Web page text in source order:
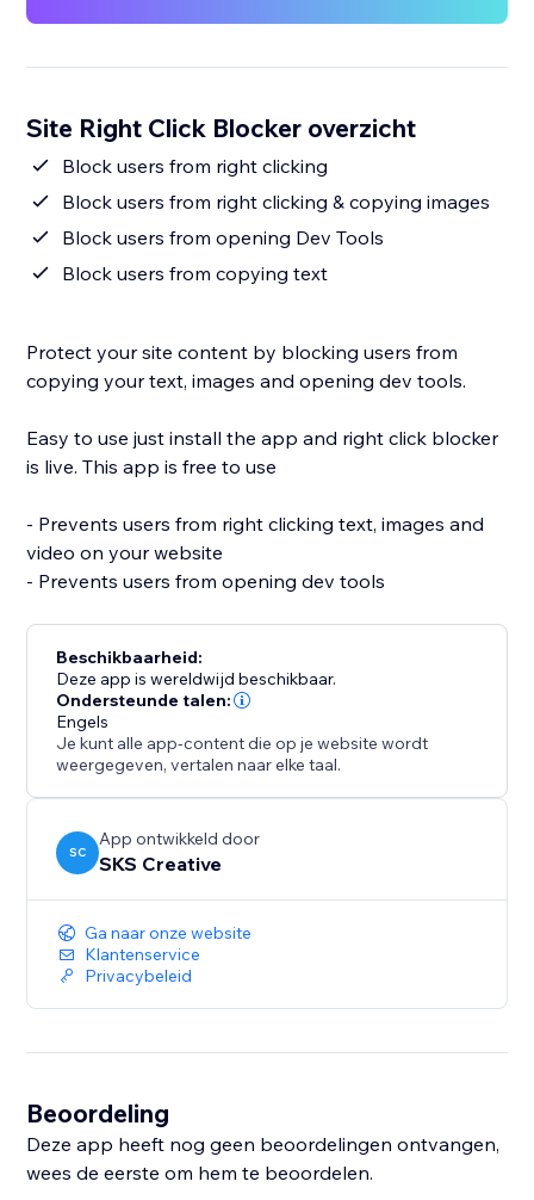
Site Right Click Blocker overzicht
Block users from right clicking
Block users from right clicking & copying images
Block users from opening Dev Tools
Block users from copying text
Protect your site content by blocking users from
copying your text, images and opening dev tools.
Easy to use just install the app and right click blocker
is live. This app is free to use
- Prevents users from right clicking text, images and
video on your website
- Prevents users from opening dev tools
Beschikbaarheid:
Deze app is wereldwijd beschikbaar.
Ondersteunde talen:
Engels
Je kunt alle app-content die op je website wordt
weergegeven, vertalen naar elke taal.
SC
App ontwikkeld door
SKS Creative
Ga naar onze website
Klantenservice
Privacybeleid
Beoordeling
Deze app heeft nog geen beoordelingen ontvangen,
wees de eerste om hem te beoordelen.